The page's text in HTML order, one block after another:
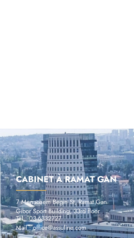
CABINET À RAMAT GAN
7 Menachem Begin St, Ramat Gan
Gibor Sport Building, 33rd floor
Tel : 03-6332727
Mail : office@assuline.com